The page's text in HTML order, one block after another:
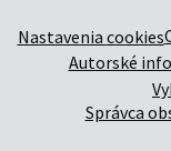
Nastavenia cookies
Autorské
Správca